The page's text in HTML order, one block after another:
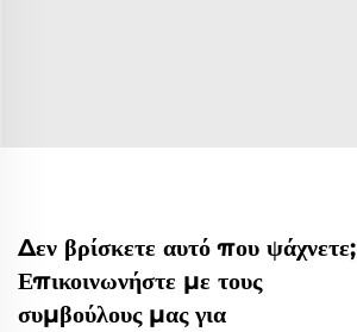
Δεν βρίσκετε αυτό που ψάχνετε;
Επικοινωνήστε με τους
συμβούλους μας για